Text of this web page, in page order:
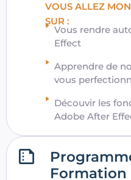
VOUS ALLEZ
SUR :
Vous rendre
Effect
Apprendre de
vous
Découvir les
Adobe After
Formation